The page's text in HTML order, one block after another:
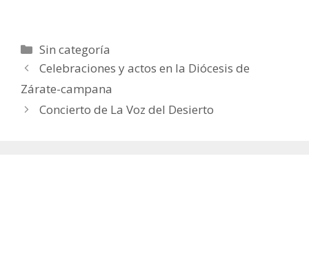
Categorías
Sin categoría
Celebraciones y actos en la Diócesis de
Zárate-campana
Concierto de La Voz del Desierto